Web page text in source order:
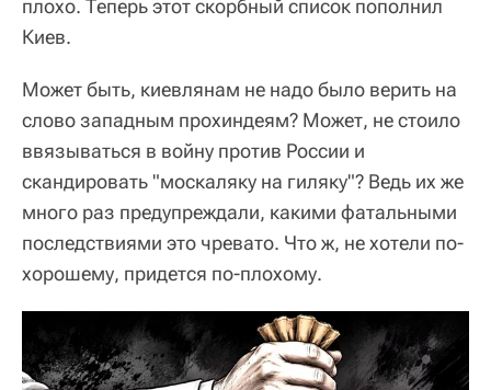
плохо. Теперь этот скорбный список пополнил
Киев.
Может быть, киевлянам не надо было верить на
слово западным прохиндеям? Может, не стоило
ввязываться в войну против России и
скандировать "москаляку на гиляку"? Ведь их же
много раз предупреждали, какими фатальными
последствиями это чревато. Что ж, не хотели по-
хорошему, придется по-плохому.